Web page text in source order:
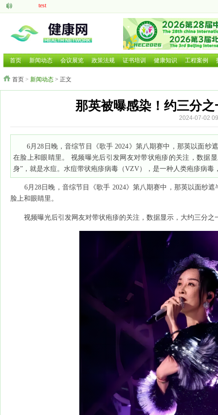
test
脑机接口的研究现状与发展前景
中医药现代化发展大有可为
呼吸道疾病如何防治国家卫健委等部门就近期流感问题回应
2025 HCE广州国际健康产业博览会
2025北京国际养老养生及大健康展览会
2025北京国际养老养生及大健康展览会
2026年第三届广西国际大健康暨康养产业博览会
首页 新闻动态 会议展览 政策法规 证书培训 健康知识 工程案例
首页 > 新闻动态 > 正文
那英被曝感染！约三分
2024-07-02
6月28日晚，音综节目《歌手 2024》第八期赛中，那英以面
在脸上和眼睛里。 视频曝光后引发网友对带状疱疹的关注，数据
身”，就是水痘。水痘带状疱疹病毒（VZV），是一种人类疱疹病
6月28日晚，音综节目《歌手 2024》第八期赛中，那英以面纱
脸上和眼睛里。
视频曝光后引发网友对带状疱疹的关注，数据显示，大约三分之